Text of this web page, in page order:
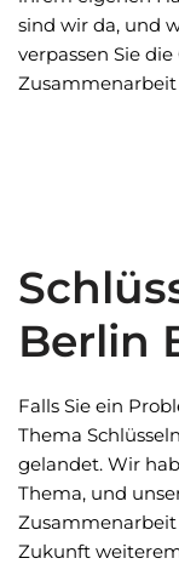
sind wir da, und
verpassen Sie
Berlin
Falls Sie ein
Thema
gelandet. Wir
Thema, und
Zusammenarbeit
Zukunft